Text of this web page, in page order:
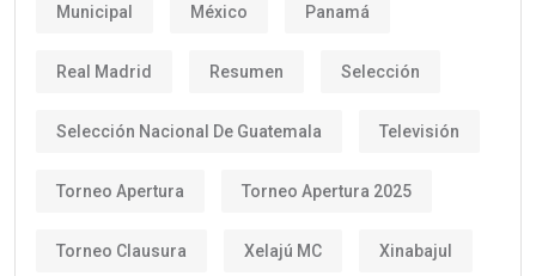
Municipal México Panamá
Real Madrid Resumen Selección
Selección Nacional De Guatemala Televisión
Torneo Apertura Torneo Apertura 2025
Torneo Clausura Xelajú MC Xinabajul